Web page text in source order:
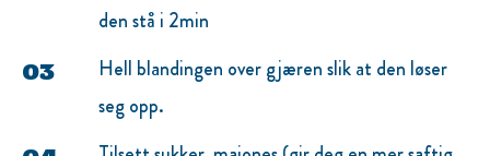
den stå i 2min
Hell blandingen over gjæren slik at den løser
seg opp.